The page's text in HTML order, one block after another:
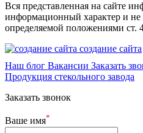
Вся представленная на сайте
информационный характер и не
определяемой положениями
создание сайта
Наш блог Вакансии Заказать
Продукция стекольного завода
Заказать звонок
Ваше имя*